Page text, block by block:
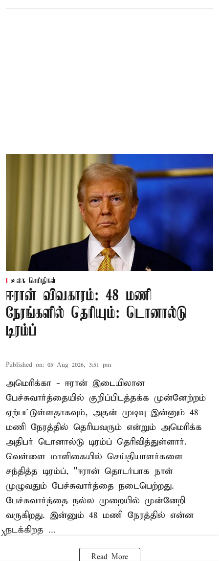
உலக செய்திகள்
ஈரான் விவகாரம்: 48 மணி
நேரங்களில் தெரியும்: டொனால்டு
டிரம்ப்
Published on: 05 Aug 2026, 3:51 pm
அமெரிக்கா - ஈரான் இடையிலான
பேச்சுவார்த்தையில் குறிப்பிடத்தக்க முன்னேற்றம்
ஏற்பட்டுள்ளதாகவும், அதன் முடிவு இன்னும் 48
மணி நேரத்தில் தெரியவரும் என்றும் அமெரிக்க
அதிபர் டொனால்டு டிரம்ப் தெரிவித்துள்ளார்.
வெள்ளை மாளிகையில் செய்தியாளர்களை
சந்தித்த டிரம்ப், "ஈரான் தொடர்பாக நாள்
முழுவதும் பேச்சுவார்த்தை நடைபெற்றது.
பேச்சுவார்த்தை நல்ல முறையில் முன்னேறி
வருகிறது. இன்னும் 48 மணி நேரத்தில் என்ன
நடக்கிறத ...
Read More
X